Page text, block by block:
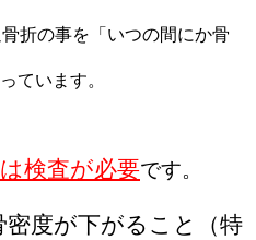
折の事を「いつの間にか骨
ています。
検査が必要です。
密度が下がること（特